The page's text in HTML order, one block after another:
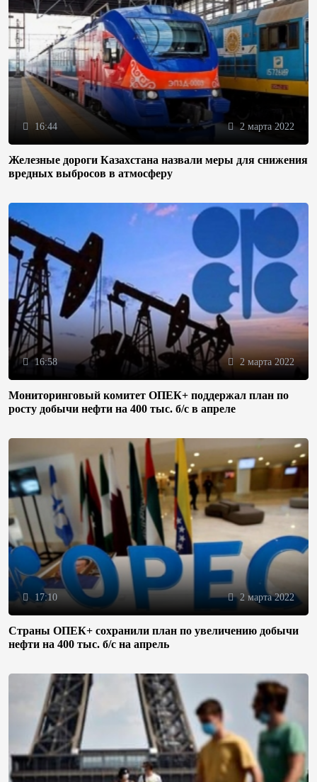
16:44 2 марта 2022
Железные дороги Казахстана назвали меры для снижения
вредных выбросов в атмосферу
16:58 2 марта 2022
Мониторинговый комитет ОПЕК+ поддержал план по
росту добычи нефти на 400 тыс. б/с в апреле
17:10 2 марта 2022
Страны ОПЕК+ сохранили план по увеличению добычи
нефти на 400 тыс. б/с на апрель